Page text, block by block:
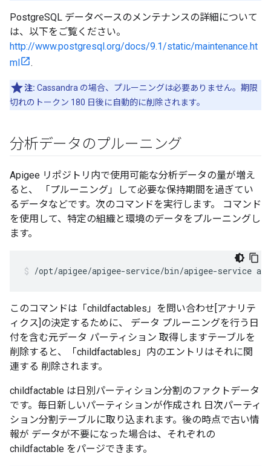
PostgreSQL データベースのメンテナンスの詳細について
は、以下をご覧ください。
http://www.postgresql.org/docs/9.1/static/maintenance.ht
ml
.
注: Cassandra の場合、プルーニングは必要ありません。期限
切れのトークン 180 日後に自動的に削除されます。
分析データのプルーニング
Apigee リポジトリ内で使用可能な分析データの量が増え
ると、 「プルーニング」して必要な保持期間を過ぎてい
るデータなどです。次のコマンドを実行します。 コマンド
を使用して、特定の組織と環境のデータをプルーニングし
ます。
/opt/apigee/apigee-service/bin/apigee-service
このコマンドは「childfactables」を問い合わせ[アナリテ
ィクス]の決定するために、 データ プルーニングを行う日
付を含む元データ パーティション 取得しますテーブルを
削除すると、「childfactables」内のエントリはそれに関
連する 削除されます。
childfactable は日別パーティション分割のファクトデータ
です。毎日新しいパーティションが作成され 日次パーティ
ション分割テーブルに取り込まれます。後の時点で古い情
報が データが不要になった場合は、それぞれの
childfactable をパージできます。